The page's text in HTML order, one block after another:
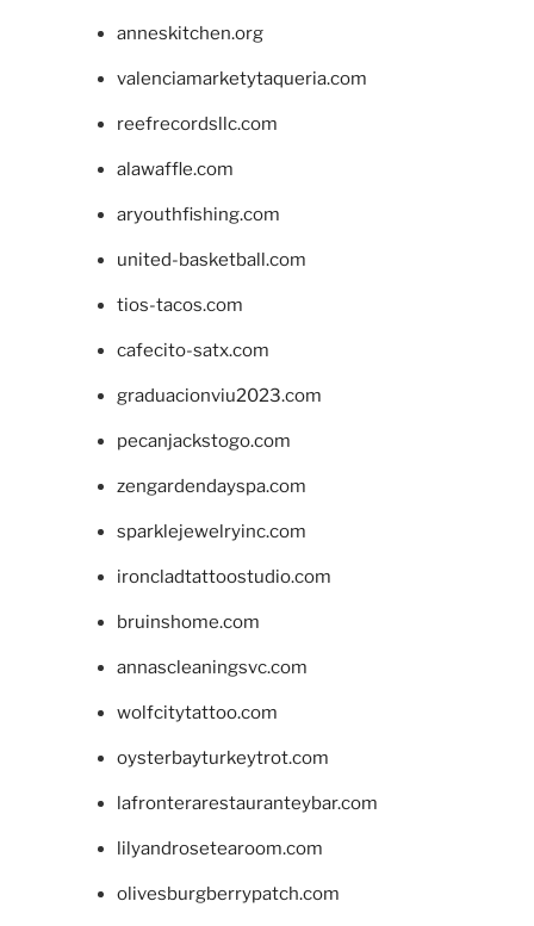
anneskitchen.org
valenciamarketytaqueria.com
reefrecordsllc.com
alawaffle.com
aryouthfishing.com
united-basketball.com
tios-tacos.com
cafecito-satx.com
graduacionviu2023.com
pecanjackstogo.com
zengardendayspa.com
sparklejewelryinc.com
ironcladtattoostudio.com
bruinshome.com
annascleaningsvc.com
wolfcitytattoo.com
oysterbayturkeytrot.com
lafronterarestauranteybar.com
lilyandrosetearoom.com
olivesburgberrypatch.com